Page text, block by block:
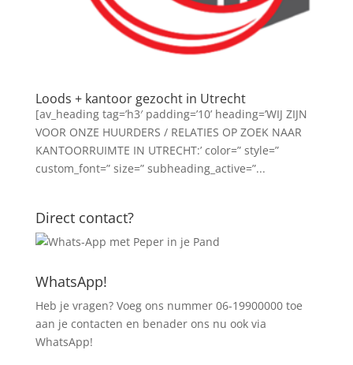
Loods + kantoor gezocht in Utrecht
[av_heading tag=’h3′ padding=’10’ heading=’WIJ ZIJN
VOOR ONZE HUURDERS / RELATIES OP ZOEK NAAR
KANTOORRUIMTE IN UTRECHT:’ color=” style=”
custom_font=” size=” subheading_active=”...
Direct contact?
WhatsApp!
Heb je vragen? Voeg ons nummer 06-19900000 toe
aan je contacten en benader ons nu ook via
WhatsApp!